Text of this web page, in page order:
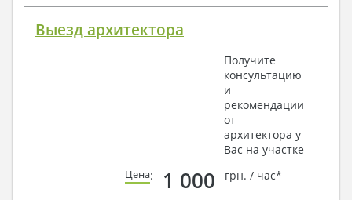
Выезд архитектора
Получите
консультацию
и
рекомендации
от
архитектора у
Вас на участке
Цена: 1 000 грн. / час*